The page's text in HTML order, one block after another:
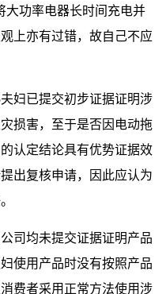
大功率电器长时间充电并
上亦有过错，故自己不应
妇已提交初步证据证明涉
损害，至于是否因电动拖
认定结论具有优势证据效
出复核申请，因此应认为
司均未提交证据证明产品
使用产品时没有按照产品
费者采用正常方法使用涉